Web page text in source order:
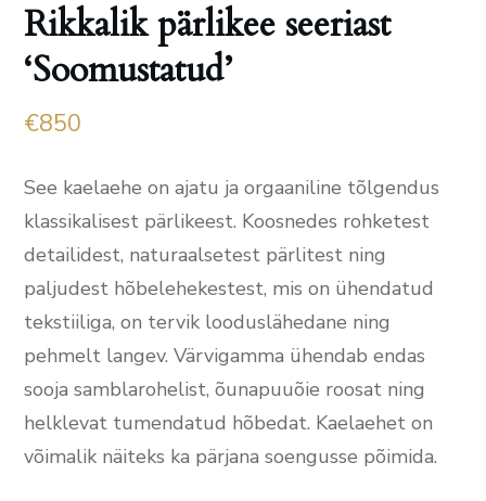
Rikkalik pärlikee seeriast
‘Soomustatud’
€850
See kaelaehe on ajatu ja orgaaniline tõlgendus
klassikalisest pärlikeest. Koosnedes rohketest
detailidest, naturaalsetest pärlitest ning
paljudest hõbelehekestest, mis on ühendatud
tekstiiliga, on tervik looduslähedane ning
pehmelt langev. Värvigamma ühendab endas
sooja samblarohelist, õunapuuõie roosat ning
helklevat tumendatud hõbedat. Kaelaehet on
võimalik näiteks ka pärjana soengusse põimida.